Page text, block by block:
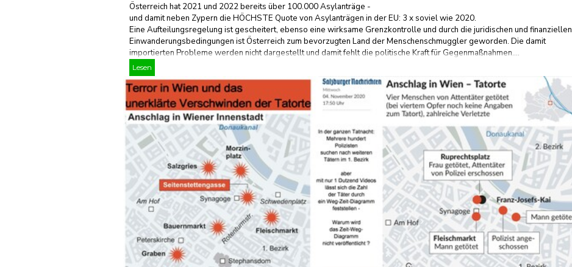
Österreich hat 2021 und 2022 bereits über 100.000 Asylanträge -
und damit neben Zypern die HÖCHSTE Quote von Asylanträgen in der EU: 3 x soviel wie 2020.
Eine Aufteilungsregelung ist gescheitert, ebenso eine wirksame Grenzkontrolle und durch die juridischen und finanziellen
Einwanderungsbedingungen ist Österreich zum bevorzugten Land der Menschenschmuggler geworden. Die damit
importierten Probleme werden nicht dargestellt und damit fehlt die politische Kraft für Gegenmaßnahmen....
Lesen